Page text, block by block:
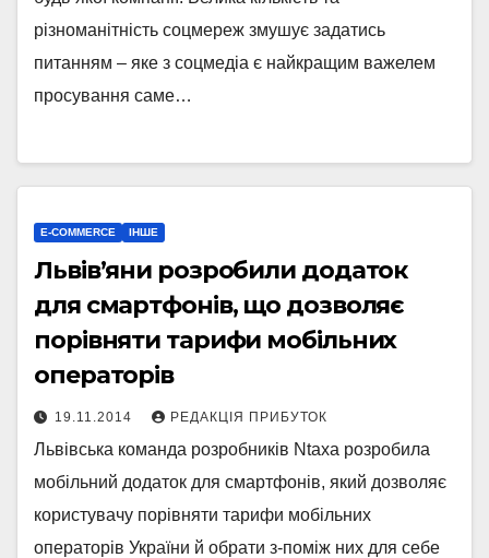
різноманітність соцмереж змушує задатись
питанням – яке з соцмедіа є найкращим важелем
просування саме…
E-COMMERCE ІНШЕ
Львів’яни розробили додаток
для смартфонів, що дозволяє
порівняти тарифи мобільних
операторів
19.11.2014 РЕДАКЦІЯ ПРИБУТОК
Львівська команда розробників Ntaxa розробила
мобільний додаток для смартфонів, який дозволяє
користувачу порівняти тарифи мобільних
операторів України й обрати з-поміж них для себе